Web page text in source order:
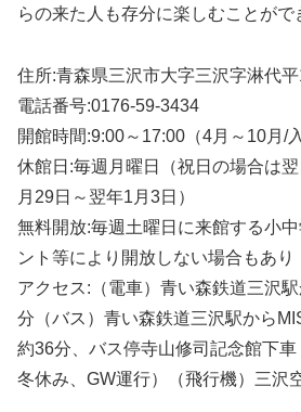
らの来た人も存分に楽しむことがで
住所:青森県三沢市大字三沢字淋代
電話番号:0176-59-3434
開館時間:9:00～17:00（4月～10月/
休館日:毎週月曜日（祝日の場合は
月29日～翌年1月3日）
無料開放:毎週土曜日に来館する小
ント等により開放しない場合もあり
アクセス:（電車）青い森鉄道三沢
分（バス）青い森鉄道三沢駅から
約36分、バス停寺山修司記念館下
冬休み、GW運行）（飛行機）三沢